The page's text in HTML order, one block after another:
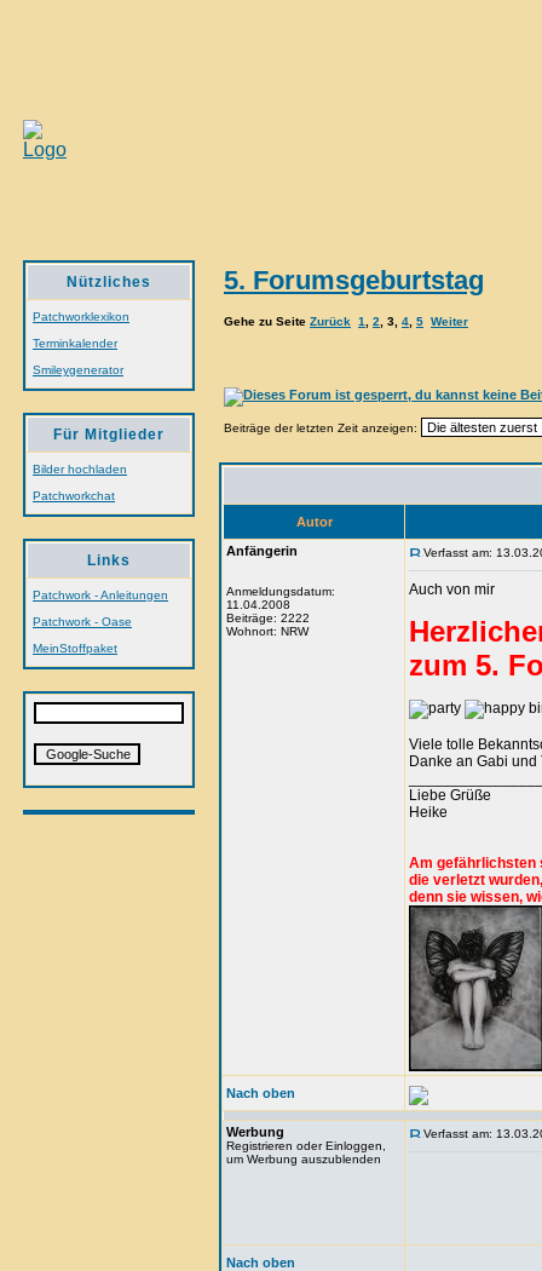
Nützliches
Patchworklexikon
Terminkalender
Smileygenerator
Für Mitglieder
Bilder hochladen
Patchworkchat
Links
Patchwork - Anleitungen
Patchwork - Oase
MeinStoffpaket
5. Forumsgeburtstag
Gehe zu Seite Zurück 1 2 3 4 5 Weiter
Beiträge der letzten Zeit anzeigen:
Autor
Anfängerin
Anmeldungsdatum:
11.04.2008
Beiträge: 2222
Wohnort: NRW
Verfasst am:
Auch von mir
zum 5.
Viele tolle
Danke an Gabi
Liebe Grüße
Heike
Am gefährlichsten
die verletzt wurden,
denn sie wissen,
Nach oben
Werbung
Registrieren oder Einloggen,
um Werbung auszublenden
Verfasst am:
Nach oben